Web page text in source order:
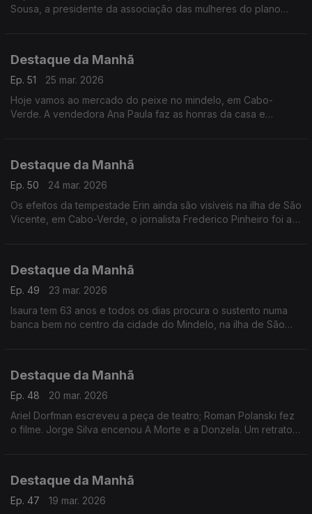
Sousa, a presidente da associação das mulheres do plano
Destaque da Manhã
Ep. 51
25 mar. 2026
Hoje vamos ao mercado do peixe no mindelo, em Cabo-
Verde. A vendedora Ana Paula faz as honras da casa e
Destaque da Manhã
Ep. 50
24 mar. 2026
Os efeitos da tempestade Erin ainda são visíveis na ilha de São
Vicente, em Cabo-Verde, o jornalista Frederico Pinheiro foi a
Destaque da Manhã
Ep. 49
23 mar. 2026
Isaura tem 63 anos e todos os dias procura o sustento numa
banca bem no centro da cidade do Mindelo, na ilha de São
Destaque da Manhã
Ep. 48
20 mar. 2026
Ariel Dorfman escreveu a peça de teatro; Roman Polanski fez
o filme. Jorge Silva encenou A Morte e a Donzela. Um retrato
Destaque da Manhã
Ep. 47
19 mar. 2026